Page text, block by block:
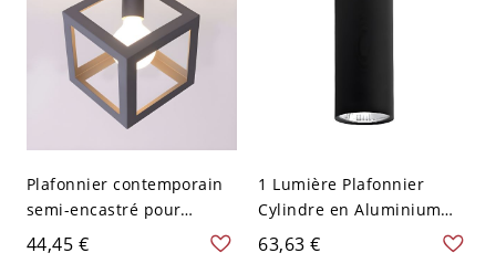
Plafonnier contemporain
semi-encastré pour
chambre carrée en métal
gris avec 1 ampoule
44,45 €
1 Lumière Plafonnier
Cylindre en Aluminium
Lampe Encastrée Style
Moderne - Noir 110 V-120
63,63 €